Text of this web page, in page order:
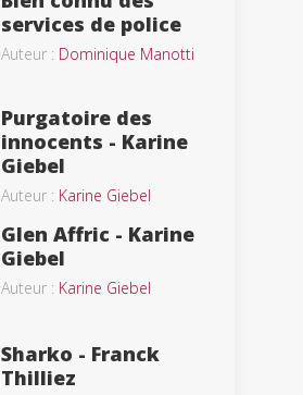
services de police
Auteur : Dominique Manotti
Purgatoire des
innocents - Karine
Giebel
Auteur : Karine Giebel
Glen Affric - Karine
Giebel
Auteur : Karine Giebel
Sharko - Franck
Thilliez